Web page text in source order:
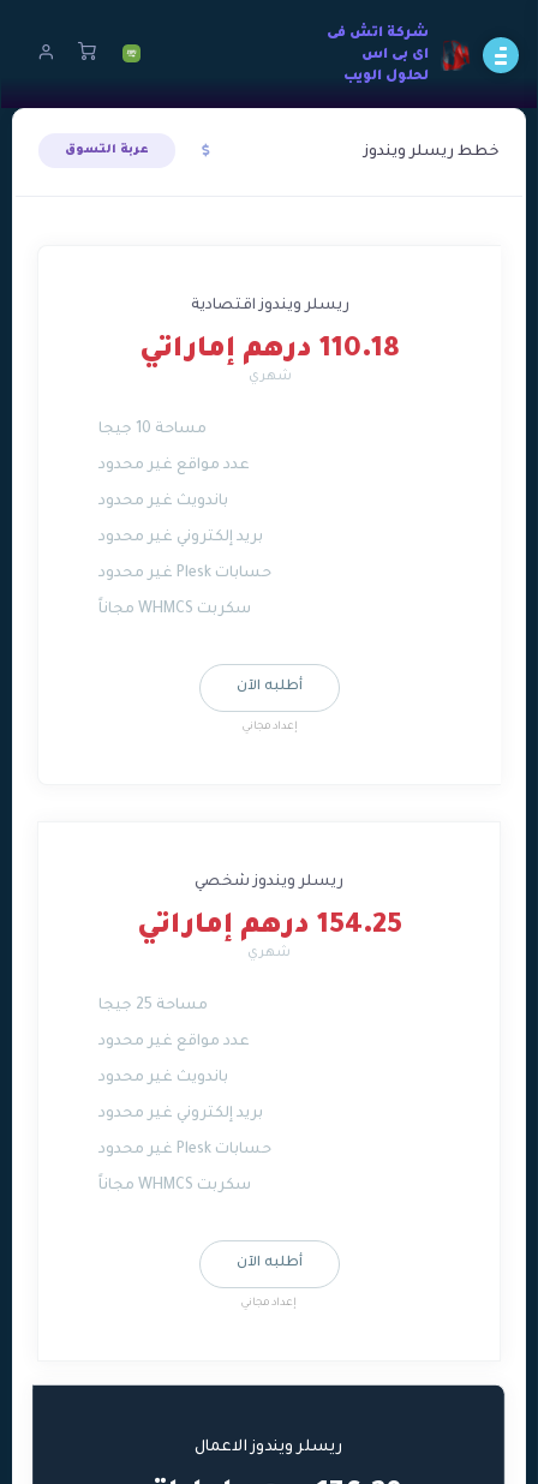
شركة اتش فى
اى بى اس
لحلول الويب
خطط ريسلر ويندوز عربة التسوق
ريسلر ويندوز اقتصادية
110.18 درهم إماراتي
شهري
مساحة 10 جيجا
عدد مواقع غير محدود
باندويث غير محدود
بريد إلكتروني غير محدود
حسابات Plesk غير محدود
سكربت WHMCS مجاناً
أطلبه الآن
إعداد مجاني
ريسلر ويندوز شخصي
154.25 درهم إماراتي
شهري
مساحة 25 جيجا
عدد مواقع غير محدود
باندويث غير محدود
بريد إلكتروني غير محدود
حسابات Plesk غير محدود
سكربت WHMCS مجاناً
أطلبه الآن
إعداد مجاني
ريسلر ويندوز الاعمال